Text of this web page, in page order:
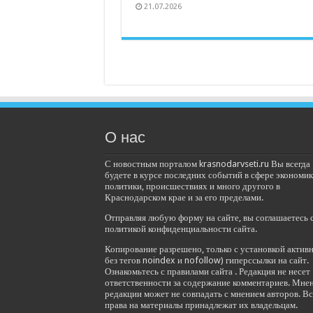
21.07.2026
О нас
С новостным порталом krasnodarvseti.ru Вы всегда
будете в курсе последних событий в сфере
политики, происшествиях и много другого в
Краснодарском крае и за его пределами.
Отправляя любую форму на сайте, вы соглашаетесь
политикой конфиденциальности сайта.
Копирование разрешено, только с установкой
без тегов noindex и nofollow) гиперссылки на сайт.
Ознакомьтесь с правилами сайта . Редакция не несет
ответственности за содержание комментариев.
редакции может не совпадать с мнением авторов.
права на материалы принадлежат их владельцам.